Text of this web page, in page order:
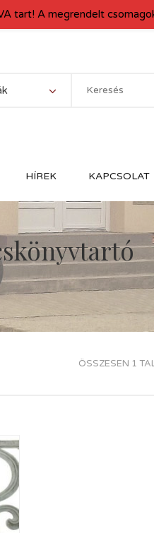
HÍREK KAPCSOLAT
ÖSSZESEN 1
tart! A megrendelt